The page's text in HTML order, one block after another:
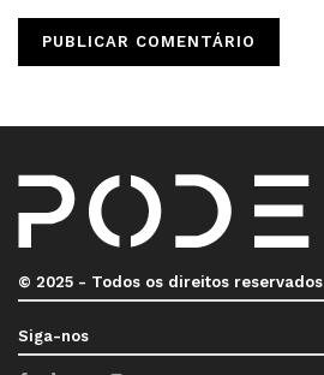
© 2025 - Todos os direitos reservados
Siga-nos